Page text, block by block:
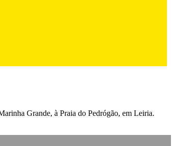
Grande, à Praia do Pedrógão, em Leiria.